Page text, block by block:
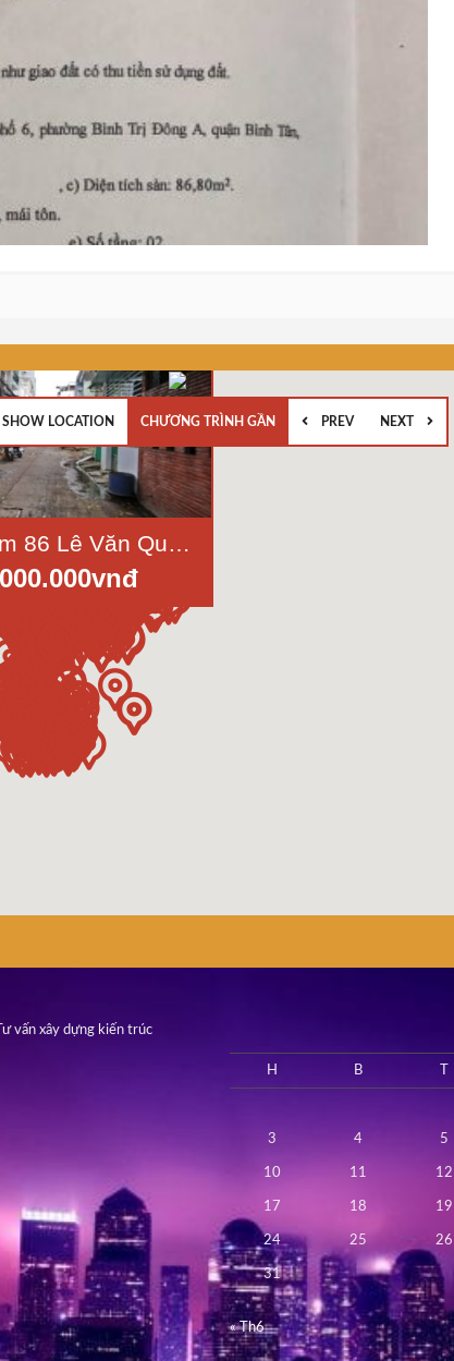
Bán nhà hẻm 86 Lê Văn Quới, Phường Bình Trị Đông, Quận Bình Tân, Dt 4x14m, 1 lầu
SHOW LOCATION CHƯƠNG TRÌNH GẦN PREV NEXT
vấn xây dựng kiến trúc
H B
3 4 5
10 11 12
17 18 19
24 25 26
31
« Th6